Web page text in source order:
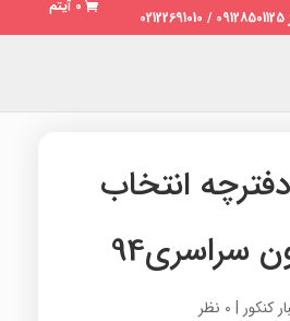
0 آیتم
انتخاب
سراسری94
کنکور | 0 نظر